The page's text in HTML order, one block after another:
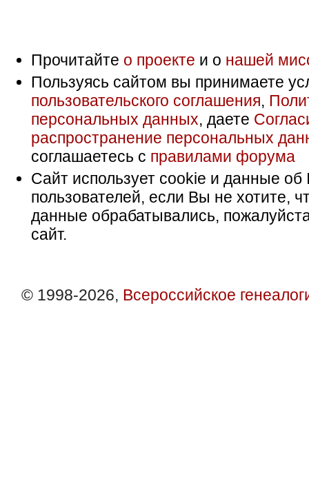
Прочитайте о проекте и о нашей
Пользуясь сайтом вы принимаете
пользовательского соглашения,
персональных данных, даете
распространение персональных
соглашаетесь с правилами форума
Сайт использует cookie и данные об
пользователей, если Вы не хотите,
данные обрабатывались,
сайт.
© 1998-2026, Всероссийское